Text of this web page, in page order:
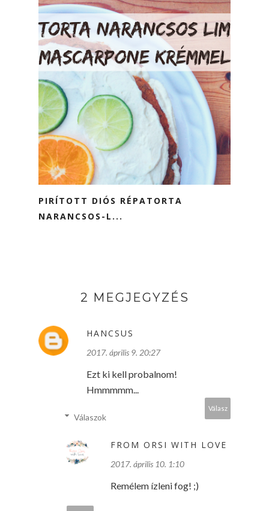
PIRÍTOTT DIÓS RÉPATORTA
NARANCSOS-L...
2 MEGJEGYZÉS
HANCSUS
2017. április 9. 20:27
Ezt ki kell probalnom!
Hmmmmm...
Válasz
Válaszok
FROM ORSI WITH LOVE
2017. április 10. 1:10
Remélem ízleni fog! ;)